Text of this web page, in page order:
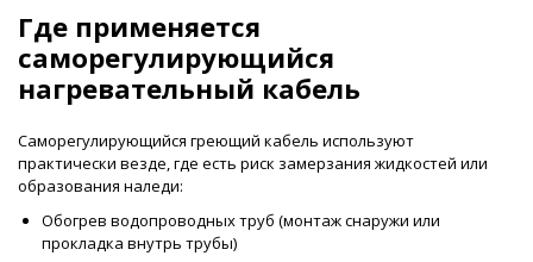
Где применяется
саморегулирующийся
нагревательный кабель
Саморегулирующийся греющий кабель используют
практически везде, где есть риск замерзания жидкостей или
образования наледи:
Обогрев водопроводных труб (монтаж снаружи или
прокладка внутрь трубы)